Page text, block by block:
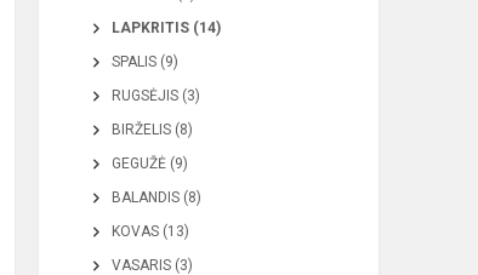
LAPKRITIS (14)
SPALIS (9)
RUGSĖJIS (3)
BIRŽELIS (8)
GEGUŽĖ (9)
BALANDIS (8)
KOVAS (13)
VASARIS (3)